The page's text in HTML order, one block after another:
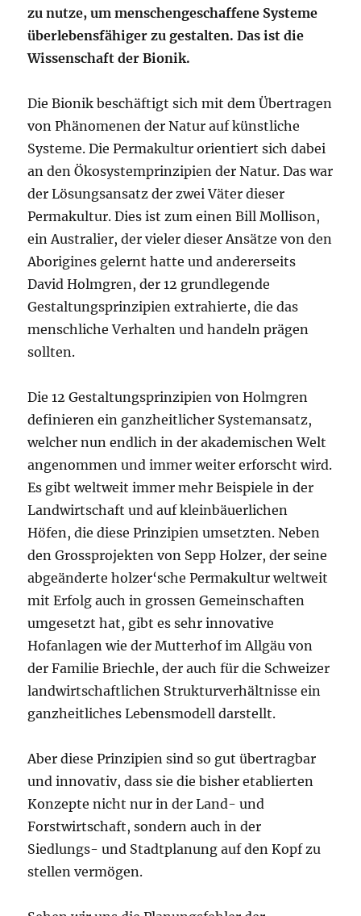
zu nutze, um menschengeschaffene Systeme
überlebensfähiger zu gestalten. Das ist die
Wissenschaft der Bionik.
Die Bionik beschäftigt sich mit dem Übertragen
von Phänomenen der Natur auf künstliche
Systeme. Die Permakultur orientiert sich dabei
an den Ökosystemprinzipien der Natur. Das war
der Lösungsansatz der zwei Väter dieser
Permakultur. Dies ist zum einen Bill Mollison,
ein Australier, der vieler dieser Ansätze von den
Aborigines gelernt hatte und andererseits
David Holmgren, der 12 grundlegende
Gestaltungsprinzipien extrahierte, die das
menschliche Verhalten und handeln prägen
sollten.
Die 12 Gestaltungsprinzipien von Holmgren
definieren ein ganzheitlicher Systemansatz,
welcher nun endlich in der akademischen Welt
angenommen und immer weiter erforscht wird.
Es gibt weltweit immer mehr Beispiele in der
Landwirtschaft und auf kleinbäuerlichen
Höfen, die diese Prinzipien umsetzten. Neben
den Grossprojekten von Sepp Holzer, der seine
abgeänderte holzer‘sche Permakultur weltweit
mit Erfolg auch in grossen Gemeinschaften
umgesetzt hat, gibt es sehr innovative
Hofanlagen wie der Mutterhof im Allgäu von
der Familie Briechle, der auch für die Schweizer
landwirtschaftlichen Strukturverhältnisse ein
ganzheitliches Lebensmodell darstellt.
Aber diese Prinzipien sind so gut übertragbar
und innovativ, dass sie die bisher etablierten
Konzepte nicht nur in der Land- und
Forstwirtschaft, sondern auch in der
Siedlungs- und Stadtplanung auf den Kopf zu
stellen vermögen.